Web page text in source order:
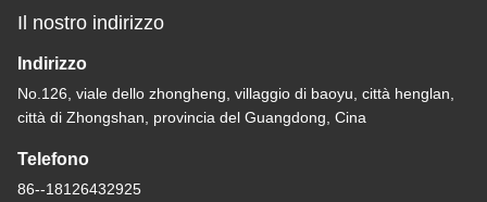
Il nostro indirizzo
Indirizzo
No.126, viale dello zhongheng, villaggio di baoyu, città henglan,
città di Zhongshan, provincia del Guangdong, Cina
Telefono
86--18126432925